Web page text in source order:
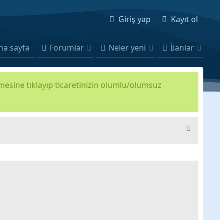
Giriş yap Kayıt ol
sayfa Forumlar Neler yeni İlanlar
tıklayıp ticaretinizin olumlu/olumsuz